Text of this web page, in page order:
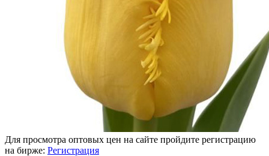
Для просмотра оптовых цен на сайте пройдите регистрацию
на бирже: Регистрация